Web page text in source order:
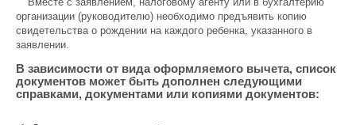
организации (руководителю) необходимо предъявить копию
свидетельства о рождении на каждого ребенка, указанного в
заявлении.
В зависимости от вида оформляемого вычета, список
документов может быть дополнен следующими
справками, документами или копиями документов: